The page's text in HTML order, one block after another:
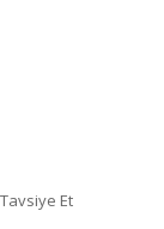
Tavsiye Et